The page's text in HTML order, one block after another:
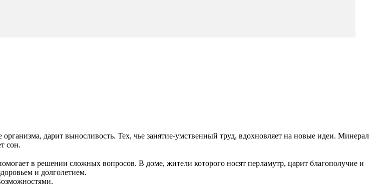
дарит выносливость. Тех, чье занятие-умственный труд, вдохновляет на новые идеи. Минерал
сон.
в решении сложных вопросов. В доме, жители которого носят перламутр, царит благополучие и
и долголетием.